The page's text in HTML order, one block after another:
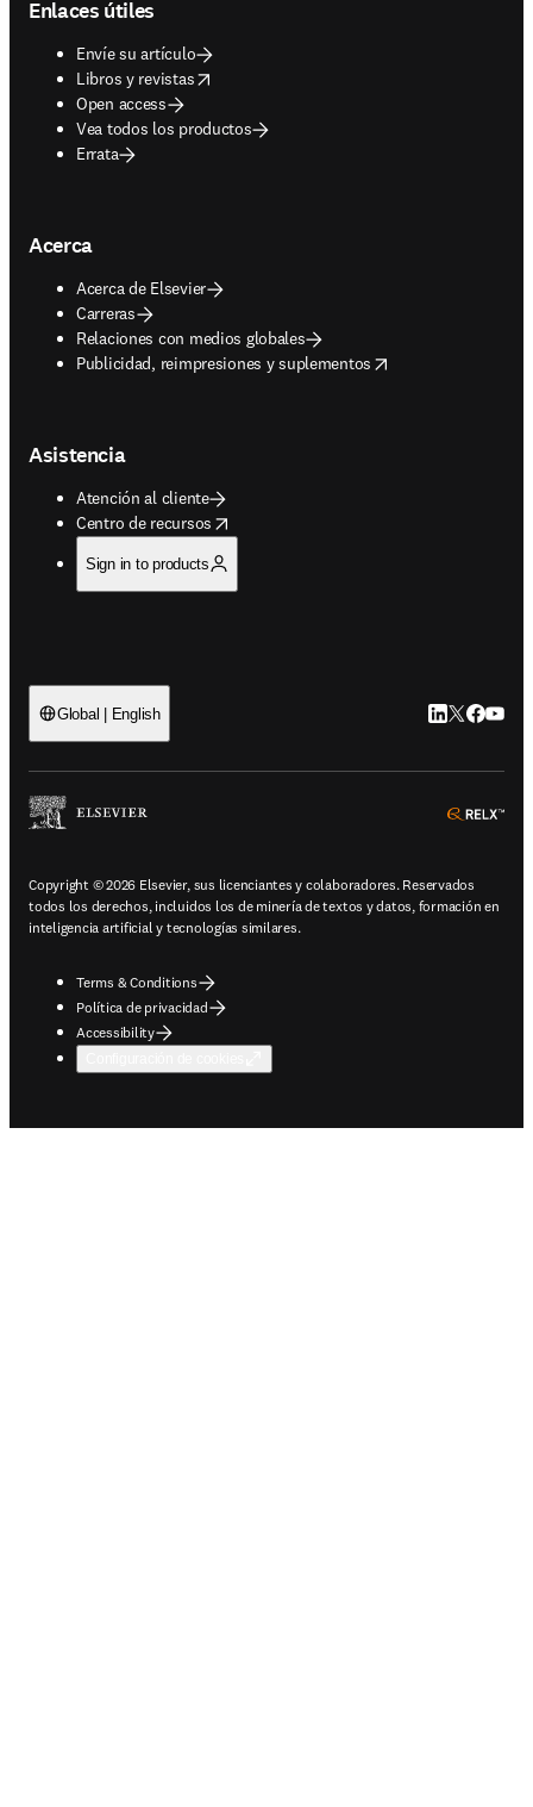
Enlaces útiles
Envíe su artículo
Libros y revistas
opens in new tab/window
Open access
Vea todos los productos
Errata
Acerca
Acerca de Elsevier
Carreras
Relaciones con medios globales
Publicidad, reimpresiones y suplementos
opens in new tab/window
Asistencia
Atención al cliente
Centro de recursos
opens in new tab/window
Sign in to products
Global | English LinkedIn se
Twitter se
Copyright © 2026 Elsevier, sus licenciantes y colaboradores. Reservados
todos los derechos, incluidos los de minería de textos y datos, formación en
inteligencia artificial y tecnologías similares.
Terms & Conditions
Política de privacidad
Accessibility